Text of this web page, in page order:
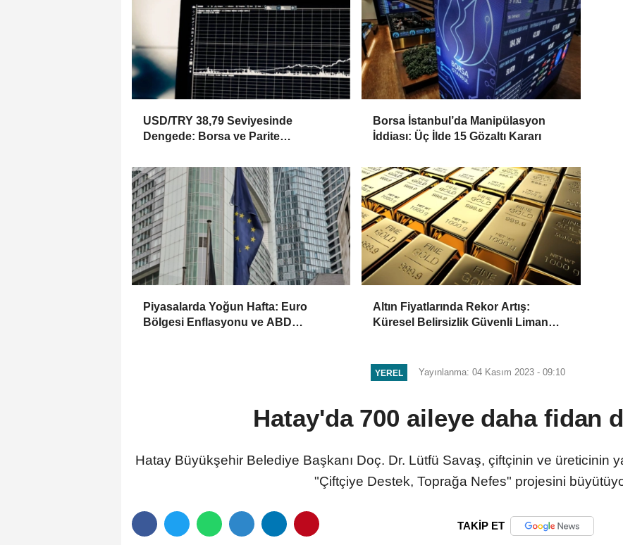
USD/TRY 38,79 Seviyesinde
Dengede: Borsa ve Parite
Borsa İstanbul’da Manipülasyon
İddiası: Üç İlde 15 Gözaltı Kararı
Piyasalarda Yoğun Hafta: Euro
Bölgesi Enflasyonu ve ABD
Altın Fiyatlarında Rekor Artış:
Küresel Belirsizlik Güvenli Liman
YEREL Yayınlanma: 04 Kasım 2023 - 09:10
Hatay'da 700 aileye daha fidan
Hatay Büyükşehir Belediye Başkanı Doç. Dr. Lütfü Savaş, çiftçinin ve üreticinin
"Çiftçiye Destek, Toprağa Nefes" projesini
TAKİP ET